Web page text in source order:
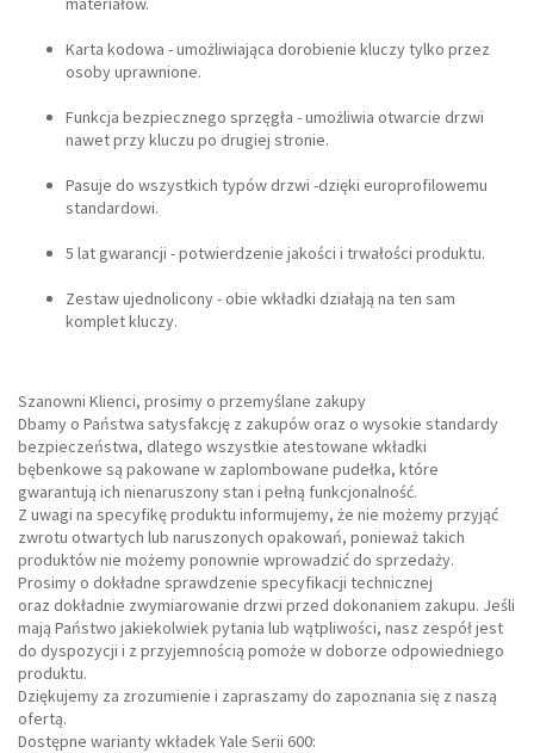
Karta kodowa - umożliwiająca dorobienie kluczy tylko przez
osoby uprawnione.
Funkcja bezpiecznego sprzęgła - umożliwia otwarcie drzwi
nawet przy kluczu po drugiej stronie.
Pasuje do wszystkich typów drzwi -dzięki europrofilowemu
standardowi.
5 lat gwarancji - potwierdzenie jakości i trwałości produktu.
Zestaw ujednolicony - obie wkładki działają na ten sam
komplet kluczy.
Szanowni Klienci, prosimy o przemyślane zakupy
Dbamy o Państwa satysfakcję z zakupów oraz o wysokie standardy
bezpieczeństwa, dlatego wszystkie atestowane wkładki
bębenkowe są pakowane w zaplombowane pudełka, które
gwarantują ich nienaruszony stan i pełną funkcjonalność.
Z uwagi na specyfikę produktu informujemy, że nie możemy przyjąć
zwrotu otwartych lub naruszonych opakowań, ponieważ takich
produktów nie możemy ponownie wprowadzić do sprzedaży.
Prosimy o dokładne sprawdzenie specyfikacji technicznej
oraz dokładnie zwymiarowanie drzwi przed dokonaniem zakupu. Jeśli
mają Państwo jakiekolwiek pytania lub wątpliwości, nasz zespół jest
do dyspozycji i z przyjemnością pomoże w doborze odpowiedniego
produktu.
Dziękujemy za zrozumienie i zapraszamy do zapoznania się z naszą
ofertą.
Dostępne warianty wkładek Yale Serii 600: